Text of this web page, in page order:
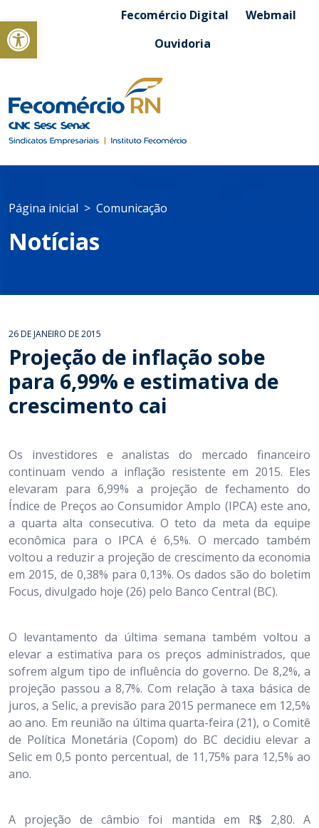
Abrir a barra de ferramentasFecomércio Digital
Webmail
Ouvidoria
Página inicial Comunicação
Notícias
26 DE JANEIRO DE 2015
Projeção de inflação sobe
para 6,99% e estimativa de
crescimento cai
Os investidores e analistas do mercado financeiro
continuam vendo a inflação resistente em 2015. Eles
elevaram para 6,99% a projeção de fechamento do
Índice de Preços ao Consumidor Amplo (IPCA) este ano,
a quarta alta consecutiva. O teto da meta da equipe
econômica para o IPCA é 6,5%. O mercado também
voltou a reduzir a projeção de crescimento da economia
em 2015, de 0,38% para 0,13%. Os dados são do boletim
Focus, divulgado hoje (26) pelo Banco Central (BC).
O levantamento da última semana também voltou a
elevar a estimativa para os preços administrados, que
sofrem algum tipo de influência do governo. De 8,2%, a
projeção passou a 8,7%. Com relação à taxa básica de
juros, a Selic, a previsão para 2015 permanece em 12,5%
ao ano. Em reunião na última quarta-feira (21), o Comitê
de Política Monetária (Copom) do BC decidiu elevar a
Selic em 0,5 ponto percentual, de 11,75% para 12,5% ao
ano.
A projeção de câmbio foi mantida em R$ 2,80. A